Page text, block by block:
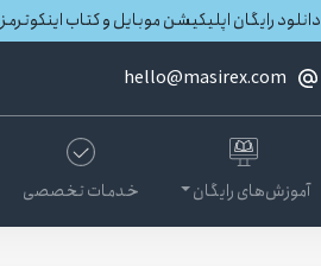
دانلود رایگان اپلیکیشن موبایل و کتاب اینکوترمز ۲۰۲۰
hello@masirex.com
آموزش‌های رایگان خدمات تخصصی